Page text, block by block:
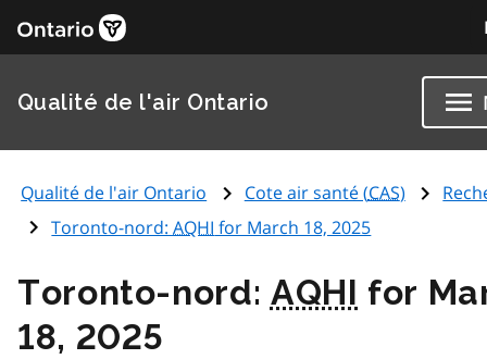
Qualité de l'air Ontario
Qualité de l'air Ontario Cote air santé (CAS)
Toronto-nord:AQHI for March 18, 2025
Toronto-nord: AQHI for
18, 2025